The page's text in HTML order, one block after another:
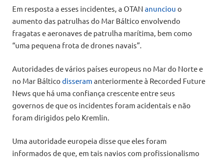
Em resposta a esses incidentes, a OTAN anunciou o
aumento das patrulhas do Mar Báltico envolvendo
fragatas e aeronaves de patrulha marítima, bem como
“uma pequena frota de drones navais”.
Autoridades de vários países europeus no Mar do Norte e
no Mar Báltico disseram anteriormente à Recorded Future
News que há uma confiança crescente entre seus
governos de que os incidentes foram acidentais e não
foram dirigidos pelo Kremlin.
Uma autoridade europeia disse que eles foram
informados de que, em tais navios com profissionalismo